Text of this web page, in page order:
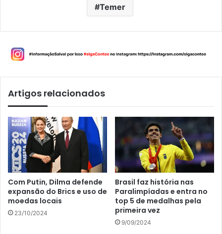
Temer
Artigos relacionados
Com Putin, Dilma defende
expansão do Brics e uso de
moedas locais
23/10/2024
Brasil faz história nas
Paralimpíadas e entra no
top 5 de medalhas pela
primeira vez
9/09/2024